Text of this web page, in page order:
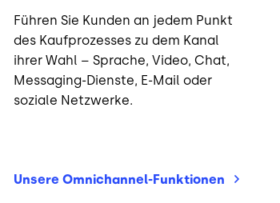
Führen Sie Kunden an jedem Punkt
des Kaufprozesses zu dem Kanal
ihrer Wahl – Sprache, Video, Chat,
Messaging-Dienste, E-Mail oder
soziale Netzwerke.
Unsere Omnichannel-Funktionen